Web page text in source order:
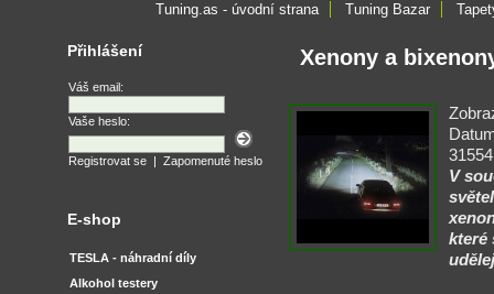
Tuning.as - úvodní strana Tuning Bazar
Xenony a
V
které
Přihlášení
Váš email:
Vaše heslo:
Registrovat se | Zapomenuté heslo
E-shop
TESLA - náhradní díly
Alkohol testery